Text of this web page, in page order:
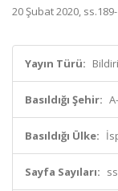
20 Şubat 2020,
Yayın Türü:
Basıldığı Şehir:
Basıldığı Ülke:
Sayfa Sayıları: